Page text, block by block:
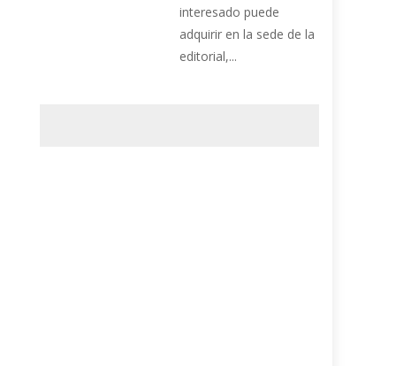
interesado puede
adquirir en la sede de la
editorial,...